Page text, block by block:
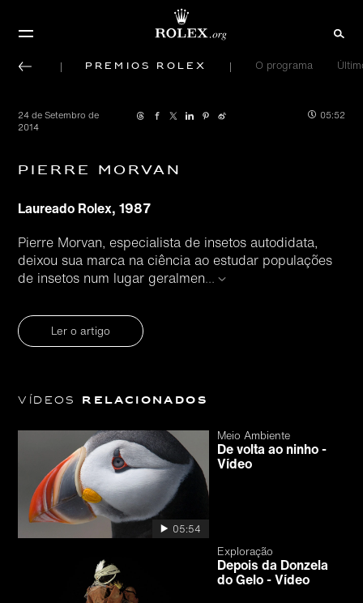
Prêmios Rolex O programa
24 de Setembro de
2014
05:52
Pierre Morvan
Laureado Rolex, 1987
Pierre Morvan, especialista de insetos autodidata,
deixou sua marca na ciência ao estudar populações
de insetos num lugar geralmen...
Ler o artigo
Vídeos relacionados
05:54
Meio Ambiente
De volta ao ninho -
Vídeo
Exploração
Depois da Donzela
do Gelo - Vídeo